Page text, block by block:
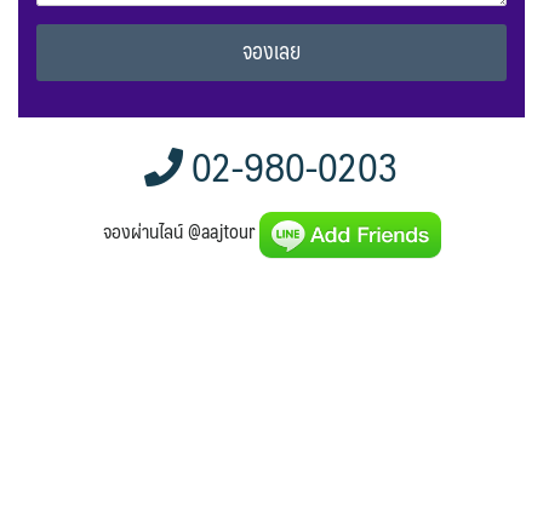
Alternative:
02-980-0203
จองผ่านไลน์ @aajtour